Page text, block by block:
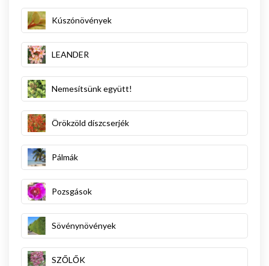
Kúszónövények
LEANDER
Nemesítsünk együtt!
Örökzöld díszcserjék
Pálmák
Pozsgások
Sövénynövények
SZŐLŐK